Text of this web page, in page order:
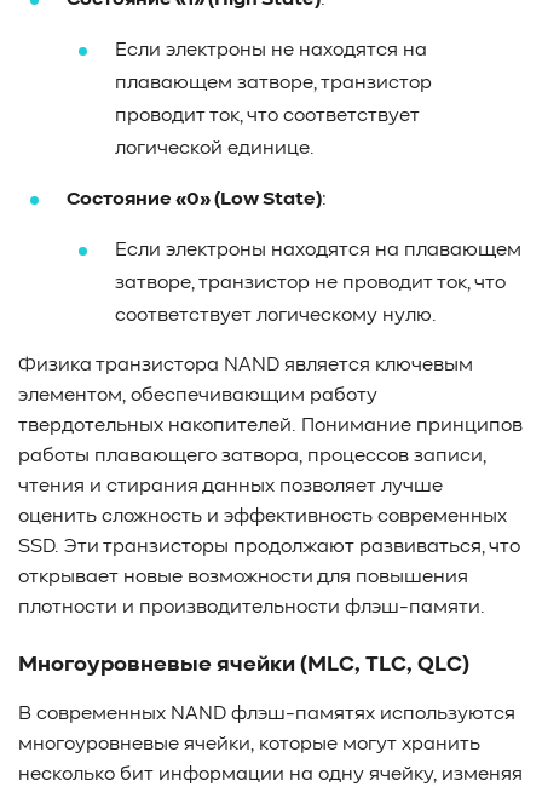
Если электроны не находятся на
плавающем затворе, транзистор
проводит ток, что соответствует
логической единице.
Состояние «0» (Low State):
Если электроны находятся на плавающем
затворе, транзистор не проводит ток, что
соответствует логическому нулю.
Физика транзистора NAND является ключевым
элементом, обеспечивающим работу
твердотельных накопителей. Понимание принципов
работы плавающего затвора, процессов записи,
чтения и стирания данных позволяет лучше
оценить сложность и эффективность современных
SSD. Эти транзисторы продолжают развиваться, что
открывает новые возможности для повышения
плотности и производительности флэш-памяти.
Многоуровневые ячейки (MLC, TLC, QLC)
В современных NAND флэш-памятях используются
многоуровневые ячейки, которые могут хранить
несколько бит информации на одну ячейку, изменяя